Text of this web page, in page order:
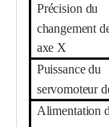
Précision du
changement
axe X
Puissance du
servomoteur
Alimentation